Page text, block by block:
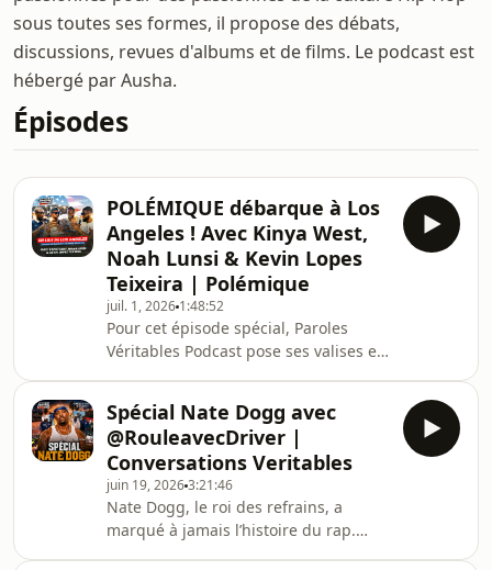
sous toutes ses formes, il propose des débats,
discussions, revues d'albums et de films. Le podcast est
hébergé par Ausha.
Épisodes
POLÉMIQUE débarque à Los
Angeles ! Avec Kinya West,
Noah Lunsi & Kevin Lopes
Teixeira | Polémique
juil. 1, 2026 1:48:52
Pour cet épisode spécial, Paroles
Véritables Podcast pose ses valises en
Monde 2026.Direction Los Angeles,
pour découvrir le Compton Football
Club et échanger avec son fondateur
Kevin Lopez Texeira, un passionné qui
utilise le football comme moteur
social, culturel et sportif pour la
jeunesse locale.En pleine Coupe du
Spécial Nate Dogg avec
@RouleavecDriver |
Conversations Veritables
juin 19, 20263:21:46
Nate Dogg, le roi des refrains, a
marqué à jamais l’histoire du rap.